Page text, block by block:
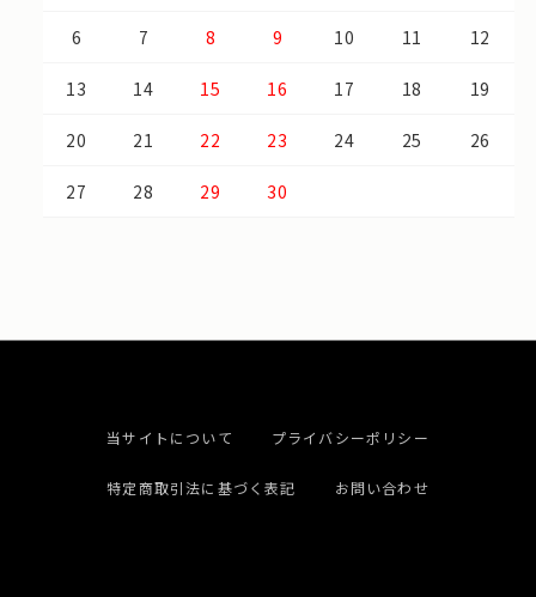
6 7 8 9 10 11 12
13 14 15 16 17 18 19
20 21 22 23 24 25 26
27 28 29 30
当サイトについて プライバシーポリシー
特定商取引法に基づく表記 お問い合わせ